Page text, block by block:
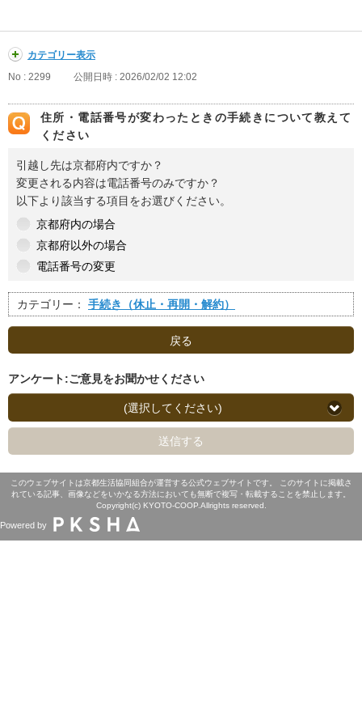
カテゴリー表示
No : 2299
公開日時 : 2026/02/02 12:02
住所・電話番号が変わったときの手続きについて教えて
ください
引越し先は京都府内ですか？
変更される内容は電話番号のみですか？
以下より該当する項目をお選びください。
京都府内の場合
京都府以外の場合
電話番号の変更
カテゴリー： 手続き（休止・再開・解約）
戻る
アンケート:ご意見をお聞かせください
(選択してください)
送信する
このウェブサイトは京都生活協同組合が運営する公式ウェブサイトです。 このサイトに掲載さ
れている記事、画像などをいかなる方法においても無断で複写・転載することを禁止します。
Copyright(c) KYOTO-COOP.Allrights reserved.
Powered by